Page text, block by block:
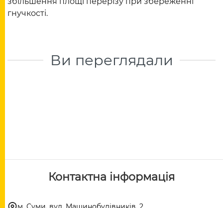
гнучкості.
Ви переглядали
Контактна інформація